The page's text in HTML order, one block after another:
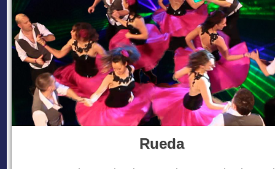
Rueda